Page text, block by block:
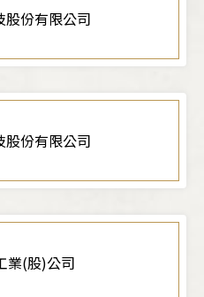
股份有限公司
股份有限公司
業(股)公司